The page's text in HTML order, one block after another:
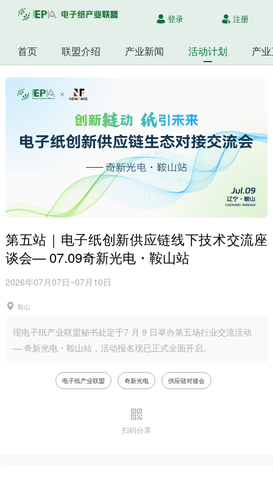
登录 注册
首页 联盟介绍 产业新闻 活动计划 产
第五站｜电子纸创新供应链线下技术交流座
谈会— 07.09奇新光电・鞍山站
2026年07月07日~07月10日
鞍山
现电子纸产业联盟秘书处定于7 月 9 日举办第五场行业交流活动
— 奇新光电・鞍山站，活动报名现已正式全面开启。
电子纸产业联盟 奇新光电 供应链对接会
扫码分享